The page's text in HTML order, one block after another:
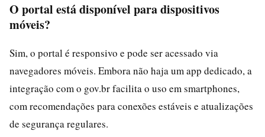
O portal está disponível para dispositivos
móveis?
Sim, o portal é responsivo e pode ser acessado via
navegadores móveis. Embora não haja um app dedicado, a
integração com o gov.br facilita o uso em smartphones,
com recomendações para conexões estáveis e atualizações
de segurança regulares.